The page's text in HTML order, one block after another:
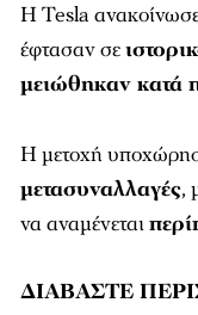
Η Tesla
έφτασαν σε
μειώθηκαν κατά
Η μετοχή
μετασυναλλαγές,
να αναμένεται
ΔΙΑΒΑΣΤΕ